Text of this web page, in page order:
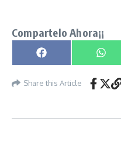
Compartelo Ahora¡¡
Compartir en
Facebook
Share this Article